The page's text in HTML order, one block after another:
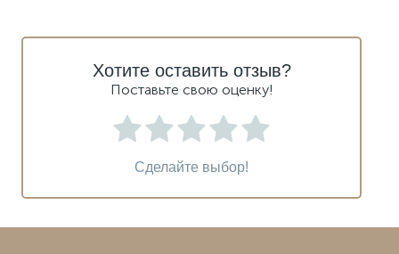
Хотите оставить отзыв?
Поставьте свою оценку!
Сделайте выбор!